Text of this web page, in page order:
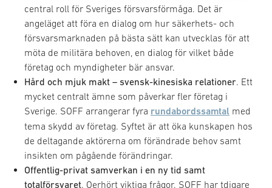
central roll för Sveriges försvarsförmåga. Det är
angeläget att föra en dialog om hur säkerhets- och
försvarsmarknaden på bästa sätt kan utvecklas för att
möta de militära behoven, en dialog för vilket både
företag och myndigheter bär ansvar.
Hård och mjuk makt – svensk-kinesiska relationer. Ett
mycket centralt ämne som påverkar fler företag i
Sverige. SOFF arrangerar fyra rundabordssamtal med
tema skydd av företag. Syftet är att öka kunskapen hos
de deltagande aktörerna om förändrade behov samt
insikten om pågående förändringar.
Offentlig-privat samverkan i en ny tid samt
totalförsvaret. Oerhört viktiga frågor. SOFF har tdigare